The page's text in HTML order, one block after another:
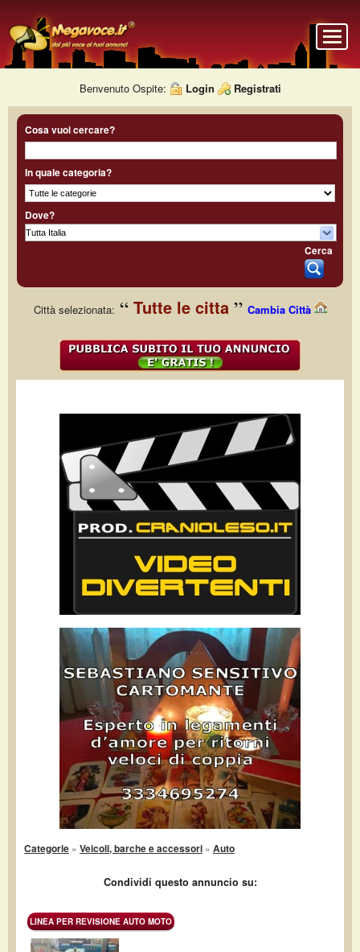
Benvenuto Ospite: Login Registrati
Cosa vuoi cercare?
In quale categoria?
Dove?
Cerca
Città selezionata: Tutte le citta Cambia Città
Categorie » Veicoli, barche e accessori » Auto
Condividi questo annuncio su:
LINEA PER REVISIONE AUTO MOTO